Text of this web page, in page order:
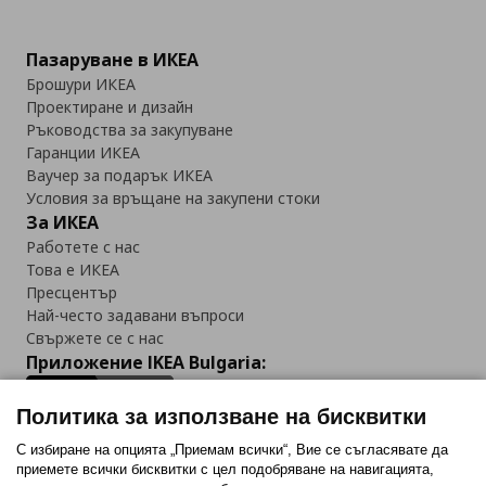
Пазаруване в ИКЕА
Брошури ИКЕА
Проектиране и дизайн
Ръководства за закупуване
Гаранции ИКЕА
Ваучер за подарък ИКЕА
Условия за връщане на закупени стоки
За ИКЕА
Работете с нас
Това е ИКЕА
Пресцентър
Най-често задавани въпроси
Свържете се с нас
Приложение IKEA Bulgaria:
Последвайте ни:
Политика за използване на бисквитки
С избиране на опцията „Приемам всички“, Вие се съгласявате да
приемете всички бисквитки с цел подобряване на навигацията,